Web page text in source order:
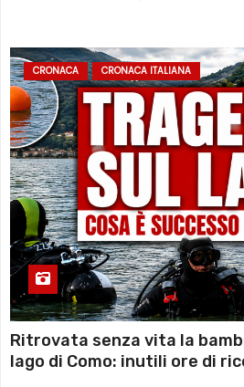
CRONACA CRONACA ITALIANA
Ritrovata senza vita la
lago di Como: inutili ore di